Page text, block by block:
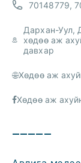
70148779,
Дархан-Уул,
хөдөө аж
давхар
Хөдөө аж
Хөдөө аж
—————